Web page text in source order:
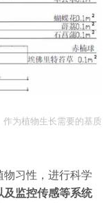
为植物生长需要的基质
习性，进行科学
及监控传感等系统